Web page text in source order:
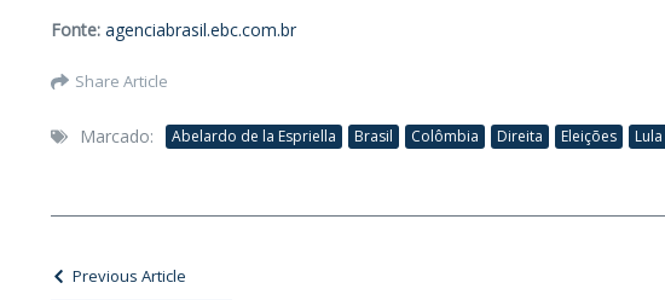
Fonte: agenciabrasil.ebc.com.br
Share Article
Marcado: Abelardo de la Espriella Brasil Colômbia Direita Eleições Lula
Previous Article